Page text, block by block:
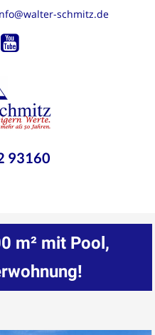
schmitz.de
93160
m² mit Pool,